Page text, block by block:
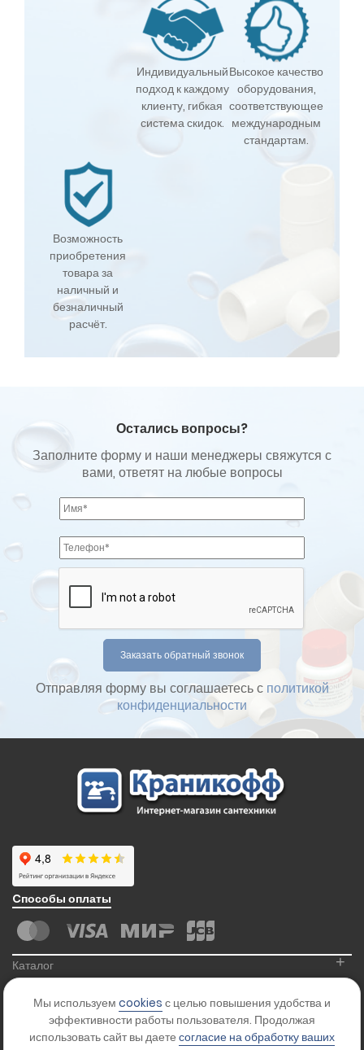
Индивидуальный
подход к каждому
клиенту, гибкая
система скидок.
Высокое качество
оборудования,
соответствующее
международным
стандартам.
Возможность
приобретения
товара за
наличный и
безналичный
расчёт.
Остались вопросы?
Заполните форму и наши менеджеры свяжутся с
вами, ответят на любые вопросы
Отправляя форму вы соглашаетесь с политикой
конфиденциальности
Cпособы оплаты
Каталог +
Контакты
Мы используем cookies с целью повышения удобства и
эффективности работы пользователя. Продолжая
использовать сайт вы даете согласие на обработку ваших